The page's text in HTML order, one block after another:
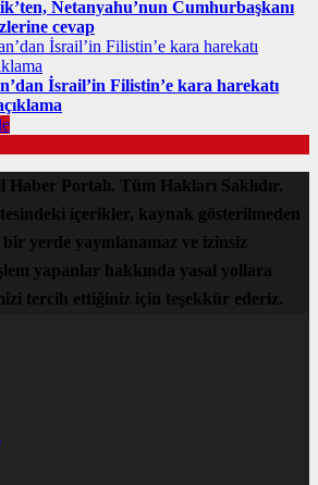
Netanyahu’nun Cumhurbaşkanı
cevap
İsrail’in Filistin’e kara harekatı
Portalı. Tüm Hakları Saklıdır.
içerikler, kaynak gösterilmeden
yerde yayınlanamaz ve izinsiz
yapanlar hakkında yasal yollara
tercih ettiğiniz için teşekkür ederiz.